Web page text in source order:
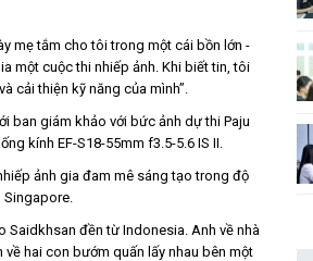
mẹ tắm cho tôi trong một cái bồn lớn -
một cuộc thi nhiếp ảnh. Khi biết tin, tôi
cải thiện kỹ năng của mình”.
ban giám khảo với bức ảnh dự thi Paju
kính EF-S18-55mm f3.5-5.6 IS II.
ảnh gia đam mê sáng tạo trong độ
Singapore.
đền từ Indonesia. Anh về nhà
hai con bướm quấn lấy nhau bên một